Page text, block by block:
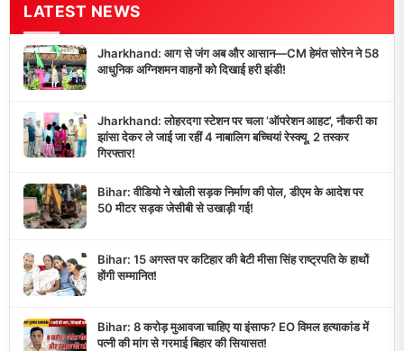
LATEST NEWS
Jharkhand: आग से जंग अब और आसान—CM हेमंत सोरेन ने 58
आधुनिक अग्निशमन वाहनों को दिखाई हरी झंडी!
Jharkhand: लोहरदगा स्टेशन पर चला ‘ऑपरेशन आहट’, नौकरी का
झांसा देकर ले जाई जा रहीं 4 नाबालिग बच्चियां रेस्क्यू, 2 तस्कर
गिरफ्तार!
Bihar: वीडियो ने खोली सड़क निर्माण की पोल, डीएम के आदेश पर
50 मीटर सड़क जेसीबी से उखाड़ी गई!
Bihar: 15 अगस्त पर कटिहार की बेटी मीसा सिंह राष्ट्रपति के हाथों
होंगी सम्मानित!
Bihar: 8 करोड़ मुआवजा चाहिए या इंसाफ? EO विमल हत्याकांड में
पत्नी की मांग से गरमाई बिहार की सियासत!